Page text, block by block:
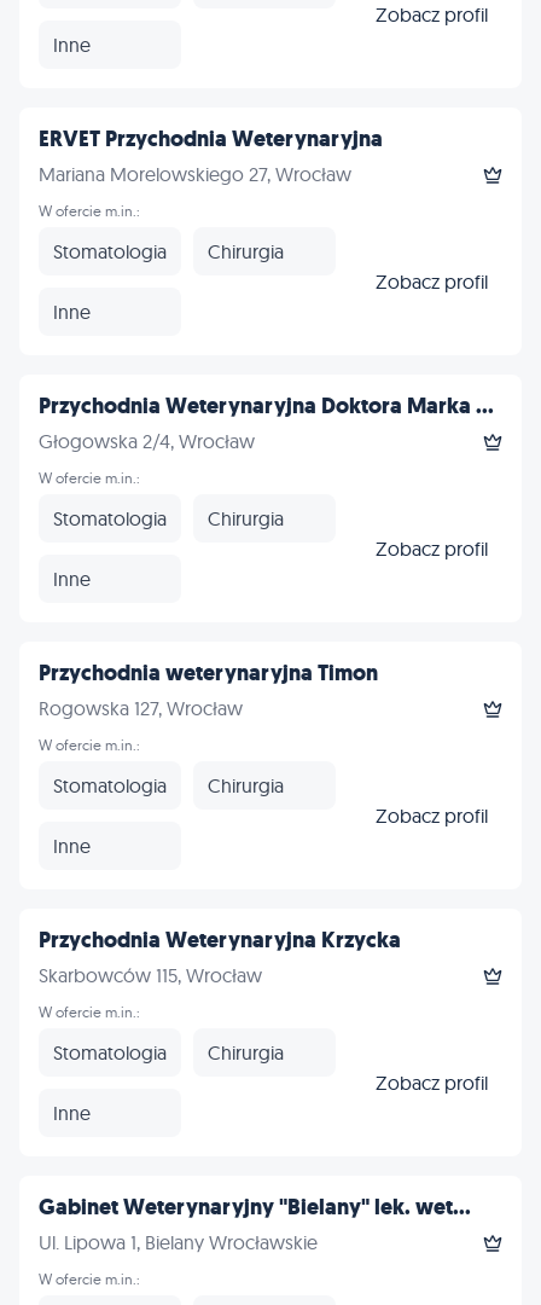
Inne
Zobacz profil
ERVET Przychodnia Weterynaryjna
Mariana Morelowskiego 27, Wrocław
W ofercie m.in.:
Stomatologia Chirurgia
Inne
Zobacz profil
Przychodnia Weterynaryjna Doktora Marka ...
Głogowska 2/4, Wrocław
W ofercie m.in.:
Stomatologia Chirurgia
Inne
Zobacz profil
Przychodnia weterynaryjna Timon
Rogowska 127, Wrocław
W ofercie m.in.:
Stomatologia Chirurgia
Inne
Zobacz profil
Przychodnia Weterynaryjna Krzycka
Skarbowców 115, Wrocław
W ofercie m.in.:
Stomatologia Chirurgia
Inne
Zobacz profil
Gabinet Weterynaryjny "Bielany" lek. wet...
Ul. Lipowa 1, Bielany Wrocławskie
W ofercie m.in.: